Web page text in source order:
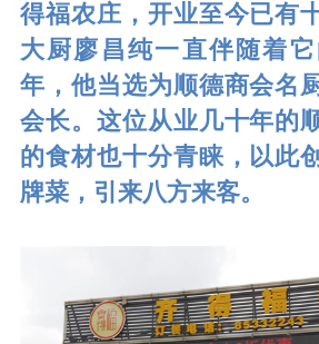
得福农庄，开业至今已有
大厨廖昌纯一直伴随着
年，他当选为顺德商会名
会长。这位从业几十年的
的食材也十分青睐，以此
牌菜，引来八方来客。